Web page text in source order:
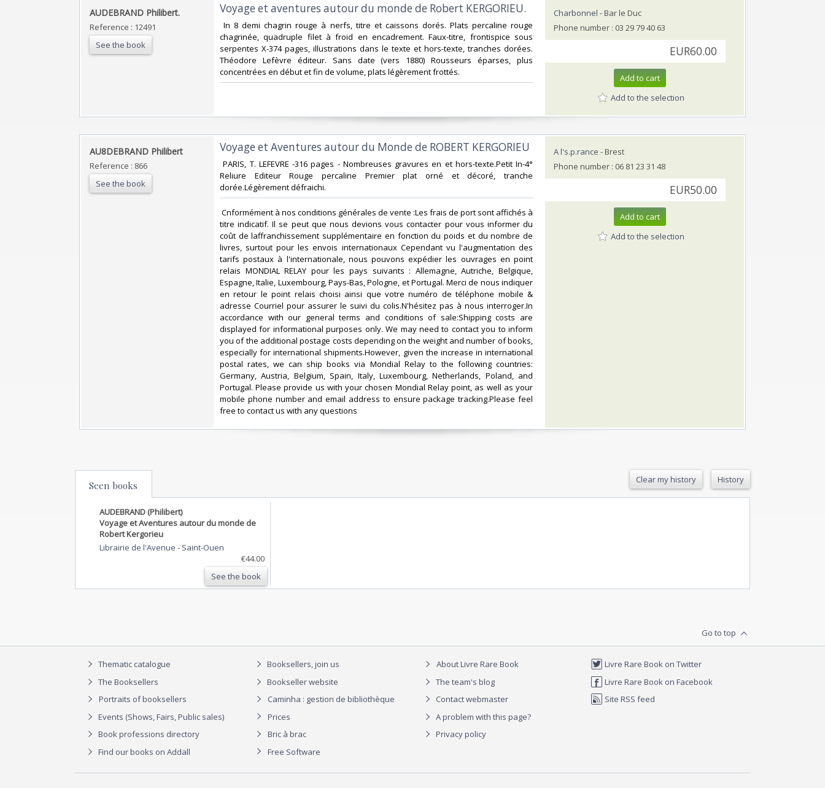
‎AUDEBRAND Philibert. ‎
Reference : 12491
See the book
‎Voyage et aventures autour du monde de Robert KERGORIEU.‎
‎ In 8 demi chagrin rouge à nerfs, titre et caissons dorés. Plats percaline rouge
chagrinée, quadruple filet à froid en encadrement. Faux-titre, frontispice sous
serpentes X-374 pages, illustrations dans le texte et hors-texte, tranches dorées.
Théodore Lefèvre éditeur. Sans date (vers 1880) Rousseurs éparses, plus
concentrées en début et fin de volume, plats légèrement frottés.‎
Charbonnel - Bar le Duc
Phone number : 03 29 79 40 63
EUR60.00
Add to cart
Add to the selection
‎AU8DEBRAND Philibert‎
Reference : 866
See the book
‎Voyage et Aventures autour du Monde de ROBERT KERGORIEU‎
‎ PARIS, T. LEFEVRE -316 pages - Nombreuses gravures en et hors-texte.Petit In-4°
Reliure Editeur Rouge percaline Premier plat orné et décoré, tranche
dorée.Légèrement défraichi.‎
‎ Cnformément à nos conditions générales de vente :Les frais de port sont affichés à
titre indicatif. Il se peut que nous devions vous contacter pour vous informer du
coût de laffranchissement supplémentaire en fonction du poids et du nombre de
livres, surtout pour les envois internationaux Cependant vu l'augmentation des
tarifs postaux à l'internationale, nous pouvons expédier les ouvrages en point
relais MONDIAL RELAY pour les pays suivants : Allemagne, Autriche, Belgique,
Espagne, Italie, Luxembourg, Pays-Bas, Pologne, et Portugal. Merci de nous indiquer
en retour le point relais choisi ainsi que votre numéro de téléphone mobile &
adresse Courriel pour assurer le suivi du colis.N'hésitez pas à nous interroger.In
accordance with our general terms and conditions of sale:Shipping costs are
displayed for informational purposes only. We may need to contact you to inform
you of the additional postage costs depending on the weight and number of books,
especially for international shipments.However, given the increase in international
postal rates, we can ship books via Mondial Relay to the following countries:
Germany, Austria, Belgium, Spain, Italy, Luxembourg, Netherlands, Poland, and
Portugal. Please provide us with your chosen Mondial Relay point, as well as your
mobile phone number and email address to ensure package tracking.Please feel
free to contact us with any questions‎
A l's.p.rance - Brest
Phone number : 06 81 23 31 48
EUR50.00
Add to cart
Add to the selection
Seen books Clear my history History
AUDEBRAND (Philibert)
Voyage et Aventures autour du monde de
Robert Kergorieu
Librairie de l'Avenue - Saint-Ouen
€44.00
See the book
Go to top
Thematic catalogue
The Booksellers
Portraits of booksellers
Events (Shows, Fairs, Public sales)
Book professions directory
Find our books on Addall
Booksellers, join us
Bookseller website
Caminha : gestion de bibliothèque
Prices
Bric à brac
Free Software
About Livre Rare Book
The team's blog
Contact webmaster
A problem with this page?
Privacy policy
Livre Rare Book on Twitter
Livre Rare Book on Facebook
Site RSS feed